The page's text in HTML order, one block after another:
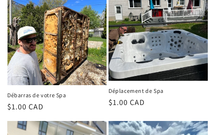
Débarras de votre Spa
Regular
price
$1.00 CAD
Déplacement de Spa
Regular
$1.00 CAD